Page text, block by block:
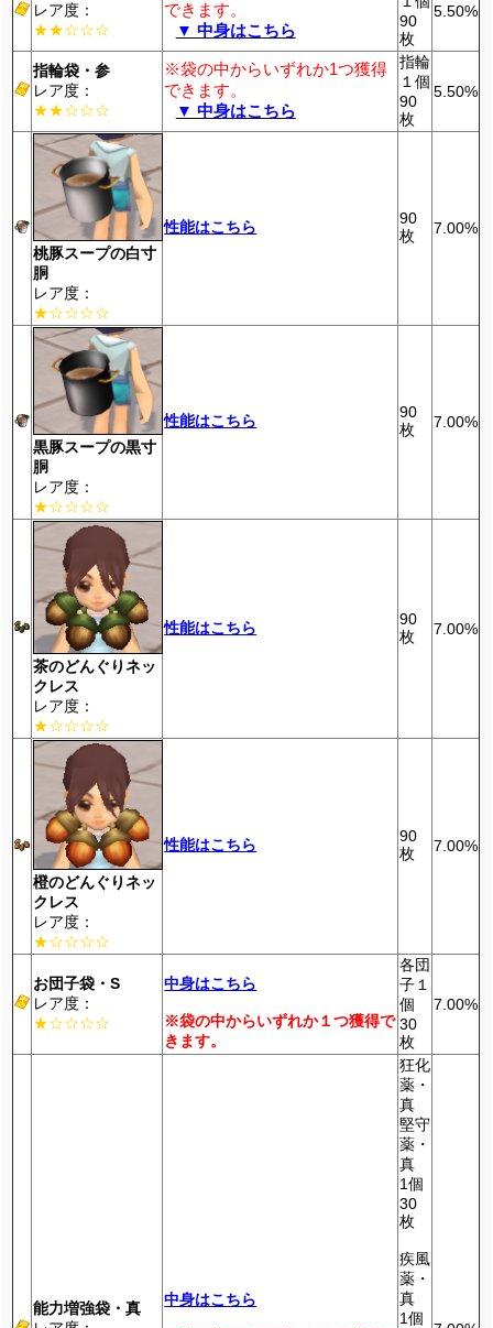
レア度：
★★☆☆☆
できます。
▼ 中身はこちら
90
枚
5.50%
指輪袋・参
レア度：
★★☆☆☆
※袋の中からいずれか1つ獲得
できます。
▼ 中身はこちら
指輪
１個
90
枚
5.50%
桃豚スープの白寸
胴
レア度：
★☆☆☆☆
性能はこちら
90
枚
7.00%
黒豚スープの黒寸
胴
レア度：
★☆☆☆☆
性能はこちら
90
枚
7.00%
茶のどんぐりネッ
クレス
レア度：
★☆☆☆☆
性能はこちら
90
枚
7.00%
橙のどんぐりネッ
クレス
レア度：
★☆☆☆☆
性能はこちら
90
枚
7.00%
お団子袋・S
レア度：
★☆☆☆☆
中身はこちら
※袋の中からいずれか１つ獲得で
きます。
各団
子１
個
30
枚
7.00%
能力増強袋・真
中身はこちら
狂化
薬・
真
堅守
薬・
真
1個
30
枚
疾風
薬・
真
1個